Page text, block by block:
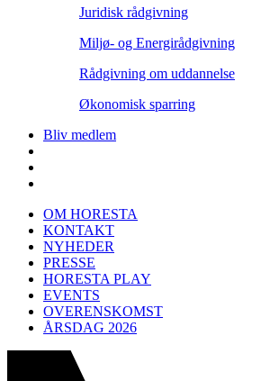
Juridisk rådgivning
Miljø- og Energirådgivning
Rådgivning om uddannelse
Økonomisk sparring
Bliv medlem
OM HORESTA
KONTAKT
NYHEDER
PRESSE
HORESTA PLAY
EVENTS
OVERENSKOMST
ÅRSDAG 2026